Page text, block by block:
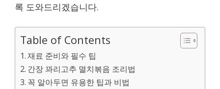
록 도와드리겠습니다.
Table of Contents
재료 준비와 필수 팁
간장 꽈리고추 멸치볶음 조리법
꼭 알아두면 유용한 팁과 비법